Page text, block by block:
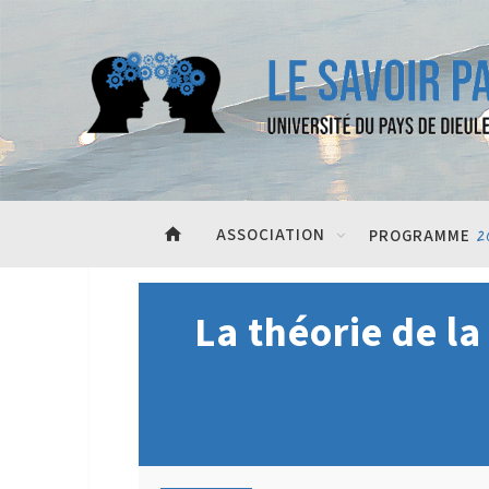
home ASSOCIATION PROGRAMME
La théorie de